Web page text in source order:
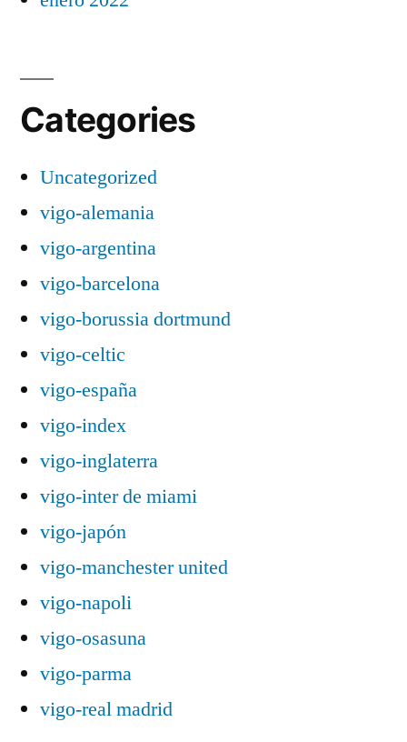
Categories
Uncategorized
vigo-alemania
vigo-argentina
vigo-barcelona
vigo-borussia dortmund
vigo-celtic
vigo-españa
vigo-index
vigo-inglaterra
vigo-inter de miami
vigo-japón
vigo-manchester united
vigo-napoli
vigo-osasuna
vigo-parma
vigo-real madrid